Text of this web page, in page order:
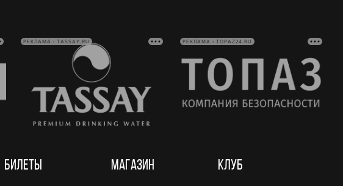
РЕКЛАМА • TASSAY.RU РЕКЛАМА • TOPAZ24.RU
БИЛЕТЫ МАГАЗИН КЛУБ